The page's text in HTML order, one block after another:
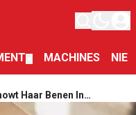
MACHINES
Haar Benen In
Shoot